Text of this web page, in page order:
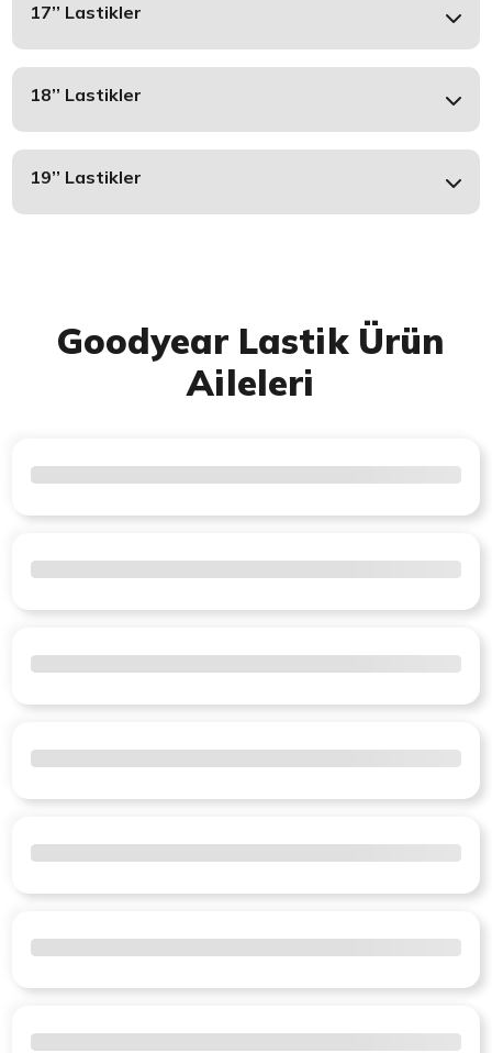
17’’ Lastikler
18’’ Lastikler
19’’ Lastikler
Goodyear Lastik Ürün
Aileleri